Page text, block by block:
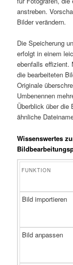
anstreben.
Bilder verändern.
Die Speicherung
erfolgt in einem
ebenfalls effizient.
die bearbeiteten
Originale
Umbenennen
Überblick über die
ähnliche
Wissenswertes
FUNKTION
Bild importieren
Bild anpassen